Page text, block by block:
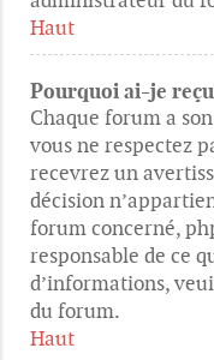
Haut
Pourquoi ai-je
Chaque forum a
vous ne respectez
recevrez un
décision
forum concerné,
responsable de ce
d’informations,
du forum.
Haut